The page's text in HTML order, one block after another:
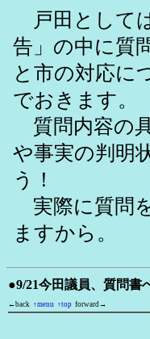
戸田として
告」の中に質
と市の対応に
でおきます。
質問内容の
や事実の判明
う！
実際に質問
ますから。
●9/21今田議員、質問書
←back ↑menu ↑top forward→